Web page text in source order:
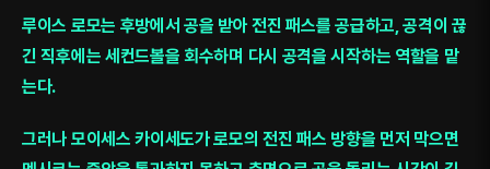
루이스 로모는 후방에서 공을 받아 전진 패스를 공급하고, 공격이 끊
긴 직후에는 세컨드볼을 회수하며 다시 공격을 시작하는 역할을 맡
는다.
그러나 모이세스 카이세도가 로모의 전진 패스 방향을 먼저 막으면